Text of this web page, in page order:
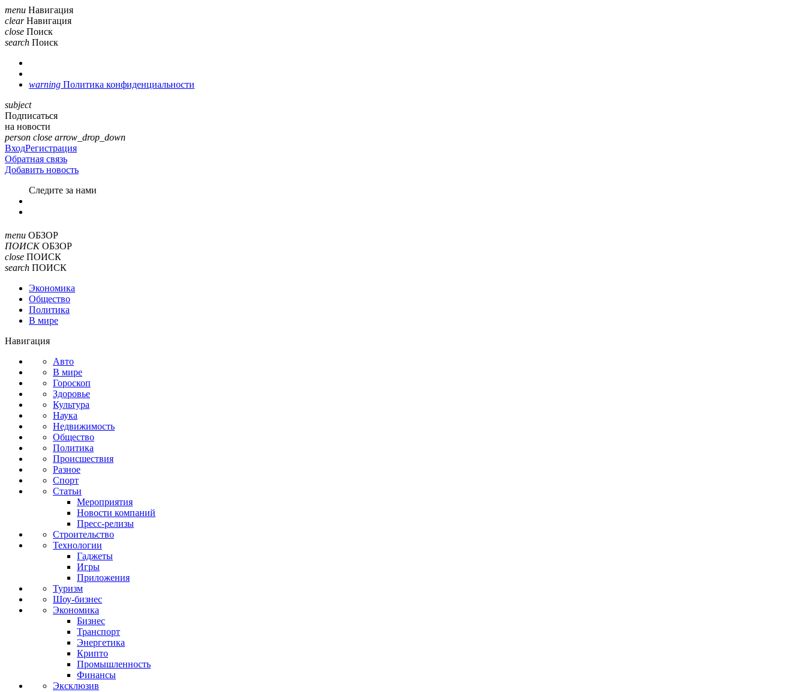
menu Навигация
clear Навигация
close Поиск
search Поиск
warning Политика конфиденциальности
subject
Подписаться
на новости
person close arrow_drop_down
ВходРегистрация
Обратная связь
Добавить новость
Cледите за нами
menu ОБЗОР
ПОИСК ОБЗОР
close ПОИСК
search ПОИСК
Экономика
Общество
Политика
В мире
Навигация
Авто
В мире
Гороскоп
Здоровье
Культура
Наука
Недвижимость
Общество
Политика
Происшествия
Разное
Спорт
Статьи
Мероприятия
Новости компаний
Пресс-релизы
Строительство
Технологии
Гаджеты
Игры
Приложения
Туризм
Шоу-бизнес
Экономика
Бизнес
Транспорт
Энергетика
Крипто
Промышленность
Финансы
Эксклюзив